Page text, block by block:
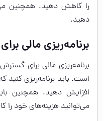
را کاهش دهید. همچنین
دهید.
برنامه‌ریزی مالی
برنامه‌ریزی مالی برای
است. باید برنامه‌ریزی کنید
افزایش دهید. همچنین
می‌توانید هزینه‌های خود